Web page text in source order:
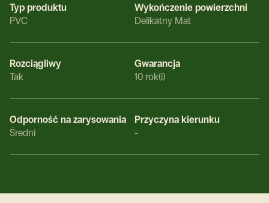
Typ produktu
PVC
Wykończenie powierzchni
Delikatny Mat
Rozciągliwy
Tak
Gwarancja
10 rok(i)
Odporność na zarysowania
Średni
Przyczyna kierunku
-